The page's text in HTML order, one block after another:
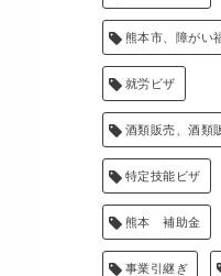
熊本市、障がい
就労ビザ
酒類販売、酒類
特定技能ビザ
熊本 補助金
事業引継ぎ